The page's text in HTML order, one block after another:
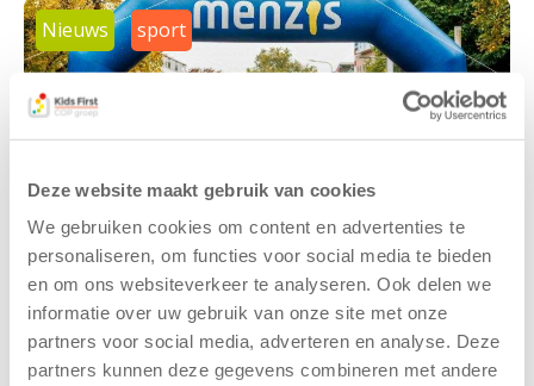
Deze website maakt gebruik van cookies
We gebruiken cookies om content en advertenties te
personaliseren, om functies voor social media te bieden
en om ons websiteverkeer te analyseren. Ook delen we
informatie over uw gebruik van onze site met onze
partners voor social media, adverteren en analyse. Deze
partners kunnen deze gegevens combineren met andere
Nieuws sport
Kids First nieuwe naamsponsor van de
Mini 4 Mijl tijdens de Menzis 4 Mijl van
Groningen
De jongste deelnemers van het grootste